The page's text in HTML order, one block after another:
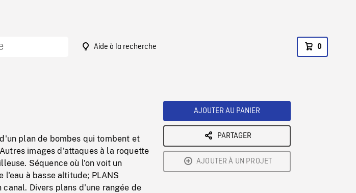
Aide à la recherche 0
plan de bombes qui tombent et
images d'attaques à la roquette
Séquence où l'on voit un
à basse altitude; PLANS
Divers plans d'une rangée de
AJOUTER AU PANIER
PARTAGER
AJOUTER À UN PROJET